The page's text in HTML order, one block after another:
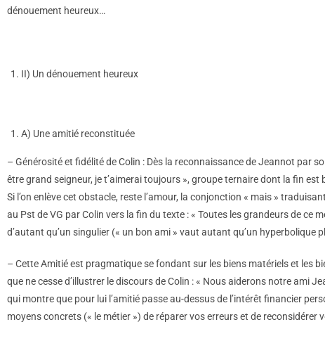
dénouement heureux…
II) Un dénouement heureux
A) Une amitié reconstituée
– Générosité et fidélité de Colin : Dès la reconnaissance de Jeannot par
être grand seigneur, je t’aimerai toujours », groupe ternaire dont la fin
Si l’on enlève cet obstacle, reste l’amour, la conjonction « mais »
au Pst de VG par Colin vers la fin du texte : « Toutes les grandeurs de
d’autant qu’un singulier (« un bon ami » vaut autant qu’un hyperbolique
– Cette Amitié est pragmatique se fondant sur les biens matériels et les
que ne cesse d’illustrer le discours de Colin : « Nous aiderons notre ami
qui montre que pour lui l’amitié passe au-dessus de l’intérêt financier
moyens concrets (« le métier ») de réparer vos erreurs et de reconsidérer